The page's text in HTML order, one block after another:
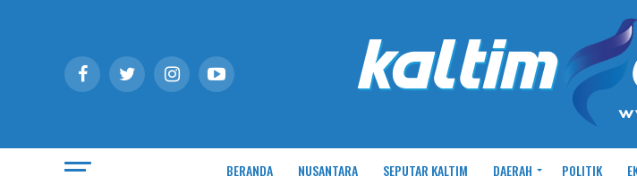
BERANDA NUSANTARA SEPUTAR KALTIM DAERAH POLITIK